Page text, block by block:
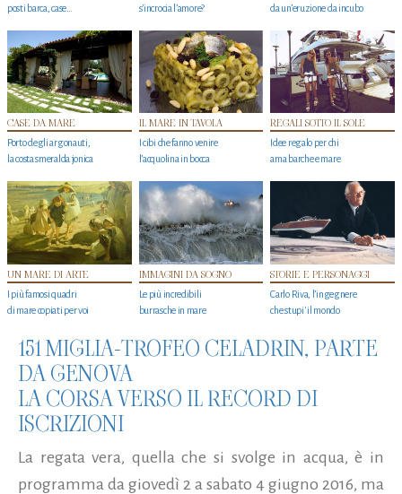
posti barca, case…
s'incrocia l’amore?
da un’eruzione da incubo
CASE DA MARE
Porto degli argonauti,
la costa smeralda jonica
IL MARE IN TAVOLA
I cibi che fanno venire
l’acquolina in bocca
REGALI SOTTO IL SOLE
Idee regalo per chi
ama barche e mare
UN MARE DI ARTE
I più famosi quadri
di mare copiati per voi
IMMAGINI DA SOGNO
Le più incredibili
burrasche in mare
STORIE E PERSONAGGI
Carlo Riva, l’ingegnere
che stupi' il mondo
151 MIGLIA-TROFEO CELADRIN, PARTE
DA GENOVA
LA CORSA VERSO IL RECORD DI
ISCRIZIONI
La regata vera, quella che si svolge in acqua, è in
programma da giovedì 2 a sabato 4 giugno 2016, ma